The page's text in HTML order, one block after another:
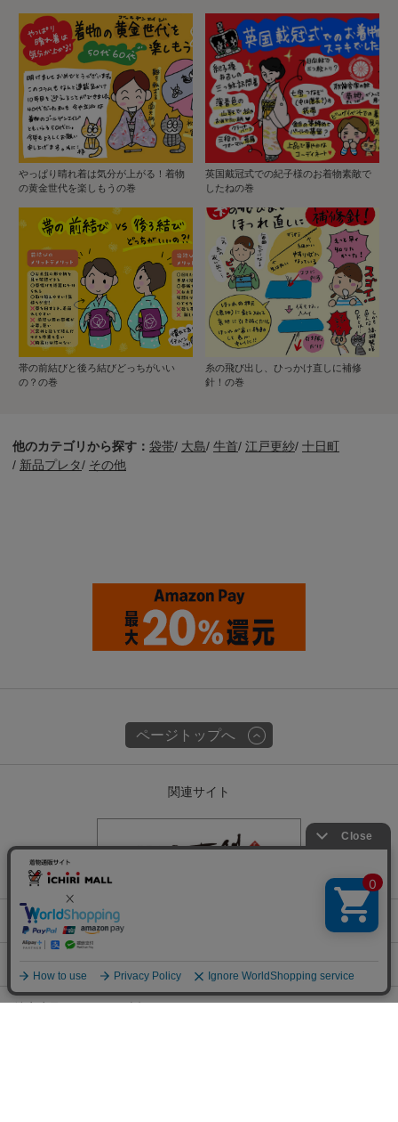
やっぱり晴れ着は気分が上がる！着物
の黄金世代を楽しもうの巻
英国戴冠式での紀子様のお着物素敵で
したねの巻
帯の前結びと後ろ結びどっちがいい
の？の巻
糸の飛び出し、ひっかけ直しに補修
針！の巻
他のカテゴリから探す： 袋帯/ 大島/ 牛首/ 江戸更紗/ 十日町
/ 新品プレタ/ その他
ページトップへ
関連サイト
会社概要